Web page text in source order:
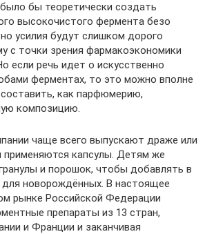
бы теоретически создать
высокочистого фермента безо
усилия будут слишком дорого
с точки зрения фармакоэкономики
если речь идет о искусственно
ферментах, то это можно вполне
как парфюмерию,
композицию.
чаще всего выпускают драже или
применяются капсулы. Детям же
и порошок, чтобы добавлять в
новорождённых. В настоящее
рынке Российской Федерации
препараты из 13 стран,
и Франции и заканчивая